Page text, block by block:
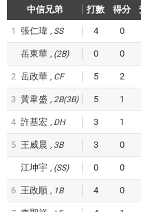
中信兄弟 打數 得分
1 張仁瑋 SS 4 0
岳東華 (2B) 0 0
2 岳政華 CF 5 2
3 黃韋盛 2B(3B) 5 1
4 許基宏 DH 3 1
5 王威晨 3B 3 0
江坤宇 (SS) 0 0
6 王政順 1B 4 0